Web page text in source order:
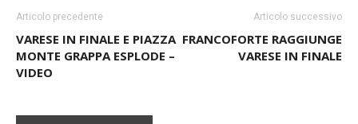
Articolo precedente
VARESE IN FINALE E PIAZZA
MONTE GRAPPA ESPLODE –
VIDEO
Articolo successivo
FRANCOFORTE RAGGIUNGE
VARESE IN FINALE